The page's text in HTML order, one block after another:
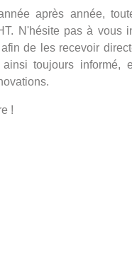
après année,
N'hésite pas à vous
afin de les recevoir
toujours informé,
!